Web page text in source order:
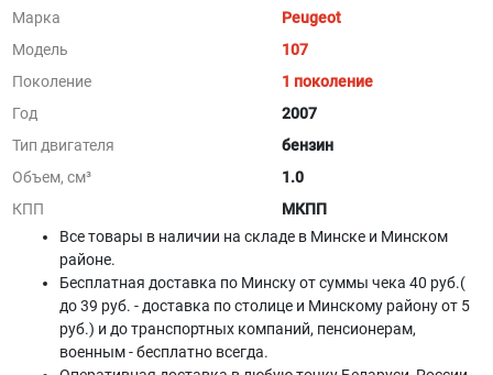
Марка
Peugeot
Модель
107
Поколение
1 поколение
Год
2007
Тип двигателя
бензин
Объем, см³
1.0
КПП
МКПП
Все товары в наличии на складе в Минскe и Минском
районе.
Бесплатная доставка по Минску от суммы чека 40 руб.(
до 39 руб. - доставка по столице и Минскому району от 5
руб.) и до транспортных компаний, пенсионерам,
военным - бесплатно всегда.